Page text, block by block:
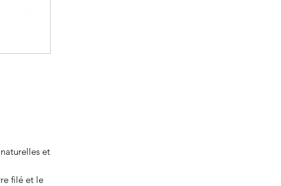
et
filé et le